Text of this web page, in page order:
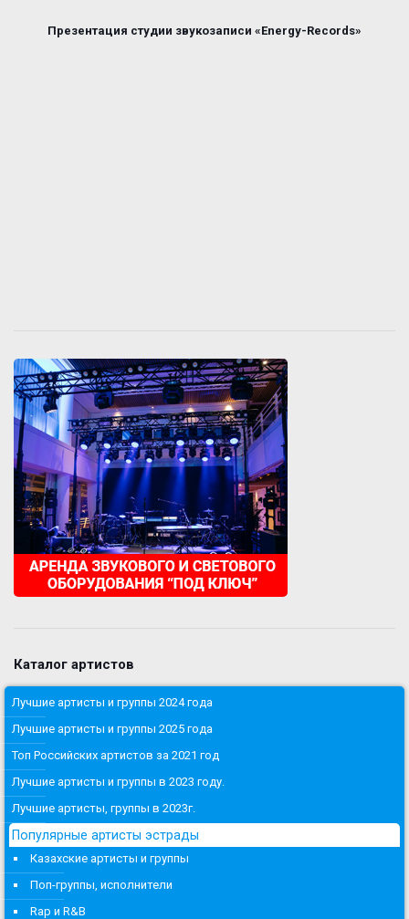
Презентация студии звукозаписи «Energy-Records»
Каталог артистов
Лучшие артисты и группы 2024 года
Лучшие артисты и группы 2025 года
Топ Российских артистов за 2021 год
Лучшие артисты и группы в 2023 году.
Лучшие артисты, группы в 2023г.
Популярные артисты эстрады
Казахские артисты и группы
Поп-группы, исполнители
Rap и R&B